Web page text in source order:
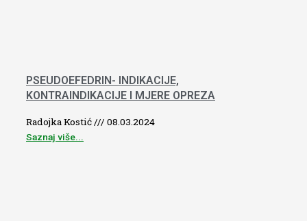
PSEUDOEFEDRIN- INDIKACIJE,
KONTRAINDIKACIJE I MJERE OPREZA
Radojka Kostić 08.03.2024
Saznaj više...